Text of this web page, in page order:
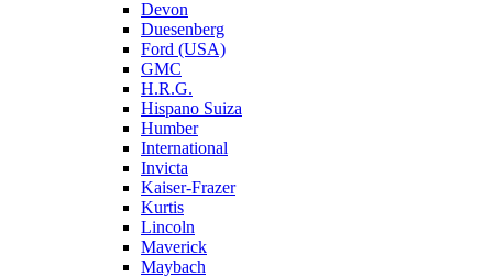
Devon
Duesenberg
Ford (USA)
GMC
H.R.G.
Hispano Suiza
Humber
International
Invicta
Kaiser-Frazer
Kurtis
Lincoln
Maverick
Maybach